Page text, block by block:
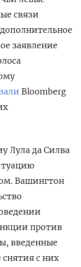
связи
заявление
Bloomberg
Лула да Силва
Вашингтон
против
введенные
с них